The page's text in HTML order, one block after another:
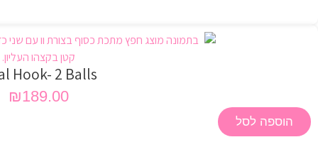
Hook- 2 Balls
₪189.00
הוספה לסל